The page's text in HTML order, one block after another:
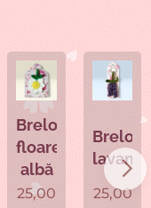
Breloc
floare
albă
25,00
Breloc
lavandă
25,00